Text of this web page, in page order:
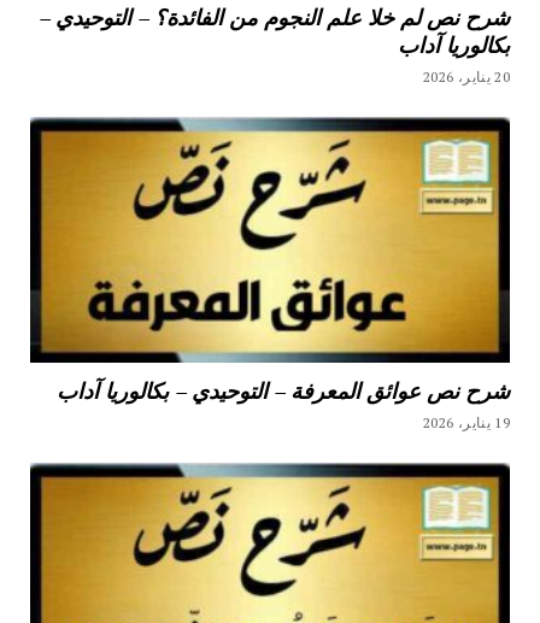
شرح نص لم خلا علم النجوم من الفائدة؟ – التوحيدي –
بكالوريا آداب
20 يناير، 2026
شرح نص عوائق المعرفة – التوحيدي – بكالوريا آداب
19 يناير، 2026